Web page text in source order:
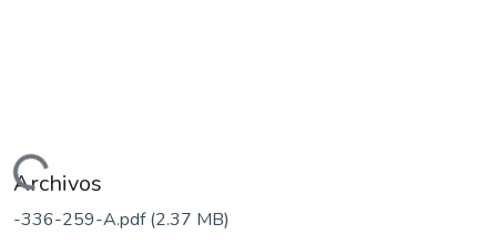
Cargando...
Archivos
-336-259-A.pdf(2.37 MB)